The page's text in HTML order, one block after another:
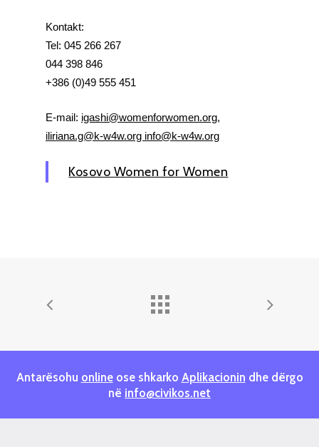
Kontakt:
Tel: 045 266 267
044 398 846
+386 (0)49 555 451
E-mail: igashi@womenforwomen.org,
iliriana.g@k-w4w.org info@k-w4w.org
Kosovo Women for Women
Antarësohu onlineose shkarko Aplikacionin dhe dërgo
në info@civikos.net